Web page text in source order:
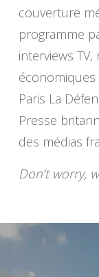
couverture
programme
interviews
économiques
Paris La
Presse
des médias
Don’t worry,